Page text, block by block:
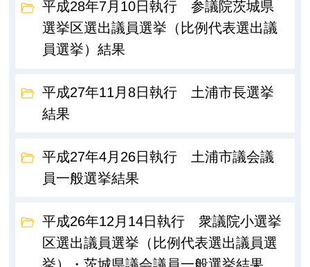
平成28年7月10日執行 参議院茨城県
選挙区選出議員選挙（比例代表選出議
員選挙）結果
平成27年11月8日執行 土浦市長選挙
結果
平成27年4月26日執行 土浦市議会議
員一般選挙結果
平成26年12月14日執行 衆議院小選挙
区選出議員選挙（比例代表選出議員選